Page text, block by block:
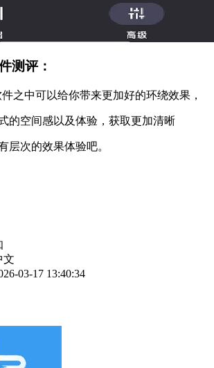
测评：
中可以给你带来更加好的环绕效果，
空间感以及体验，获取更加清晰
次的效果体验吧。
文
03-17 13:40:34